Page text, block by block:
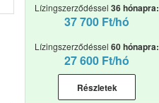
Lízingszerződéssel36 hónapra:
37 700 Ft/hó
Lízingszerződéssel60 hónapra:
27 600 Ft/hó
Részletek